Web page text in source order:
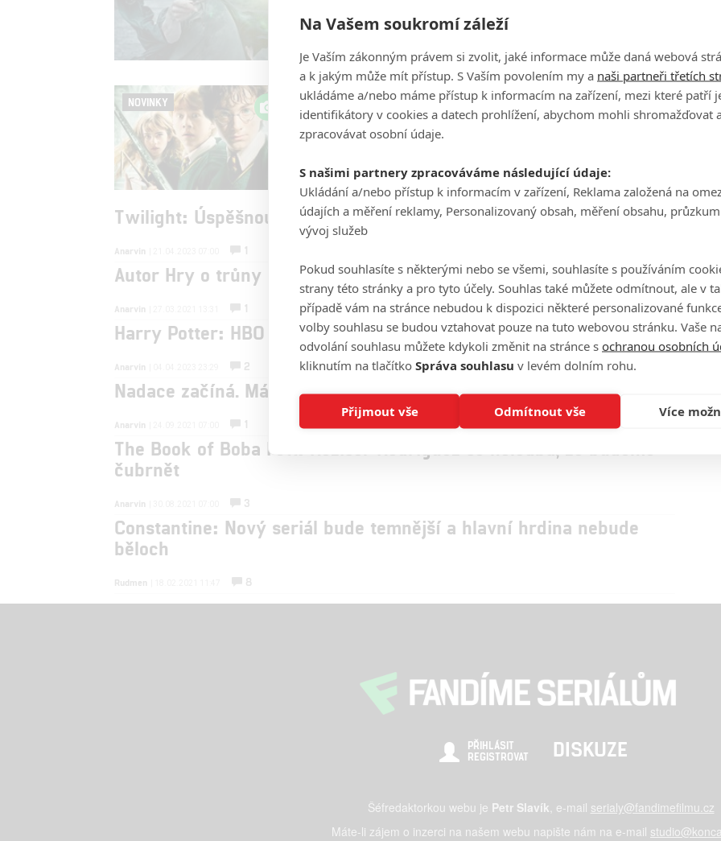
Tvůrci hovoří o tom, jak jim seriálové zpracování dá oproti filmům daleko
NOVINKY
Harry Potter: Seriálové zpracování obsadilo
Harryho, Rona a Hermionu
Anarvin
5
Grinta a Emmy Watson. Produkce možná udělala velkou castingovou
chybu.
Twilight: Úspěšnou upíří romanci čeká nové, televizní zpracování
Anarvin 1
Autor Hry o trůny Martin se upsal HBO na dalších pět let
Anarvin 1
Harry Potter: HBO má znovu zfilmovat celou knižní sérii jako seriál
Anarvin 2
Nadace začíná. Má plány na osm sérií
Anarvin 1
The Book of Boba Fett: Režisér Rodriguez se holedbá, že budeme
čubrnět
Anarvin 3
Constantine: Nový seriál bude temnější a hlavní hrdina nebude
běloch
Rudmen 8
PŘIHLÁSIT
REGISTROVAT
DISKUZE
Šéfredaktorkou webu je Petr Slavík, e-mail serialy@fandimefilmu.cz
Máte-li zájem o inzerci na našem webu napište nám na e-mail
Na Vašem soukromí záleží
Je Vaším zákonným právem si zvolit, jaké informace může daná webová
a k jakým může mít přístup. S Vaším povolením my a naši partneři třetích
ukládáme a/nebo máme přístup k informacím na zařízení, mezi které patří
identifikátory v cookies a datech prohlížení, abychom mohli shromažďovat
zpracovávat osobní údaje.
S našimi partnery zpracováváme následující údaje:
Ukládání a/nebo přístup k informacím v zařízení, Reklama založená na
údajích a měření reklamy, Personalizovaný obsah, měření obsahu,
vývoj služeb
Pokud souhlasíte s některými nebo se všemi, souhlasíte s používáním
strany této stránky a pro tyto účely. Souhlas také můžete odmítnout, ale v
případě vám na stránce nebudou k dispozici některé personalizované
volby souhlasu se budou vztahovat pouze na tuto webovou stránku. Vaše
odvolání souhlasu můžete kdykoli změnit na stránce s ochranou osobních
kliknutím na tlačítko Správa souhlasu v levém dolním rohu.
Přijmout vše Odmítnout vše Více